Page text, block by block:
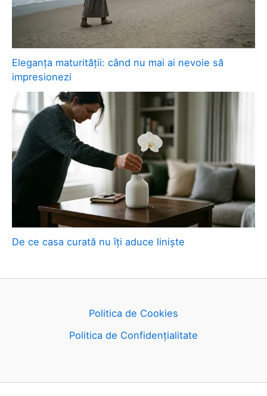
Eleganța maturității: când nu mai ai nevoie să
impresionezi
De ce casa curată nu îți aduce liniște
Politica de Cookies
Politica de Confidențialitate